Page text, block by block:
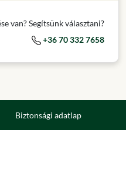
van? Segítsünk választani?
+36 70 332 7658
Biztonsági adatlap